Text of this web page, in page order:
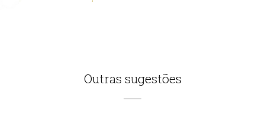
Outras sugestões